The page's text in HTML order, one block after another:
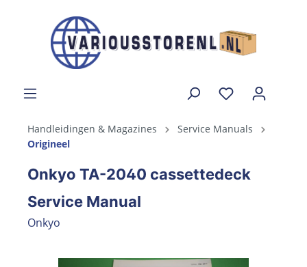
Handleidingen & Magazines
Service Manuals
Origineel
Onkyo TA-2040 cassettedeck
Service Manual
Onkyo